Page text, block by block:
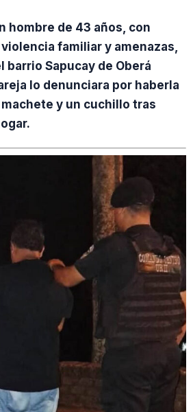
hombre de 43 años, con
familiar y amenazas,
barrio Sapucay de Oberá
lo denunciara por haberla
y un cuchillo tras